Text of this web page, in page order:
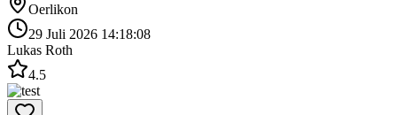
Oerlikon
29 Juli 2026 14:18:08
Lukas Roth
4.5